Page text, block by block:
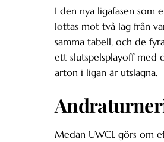
I den nya ligafasen som
lottas mot två lag från
samma tabell, och de
ett slutspelsplayoff med
arton i ligan är utslagna.
Medan UWCL görs om